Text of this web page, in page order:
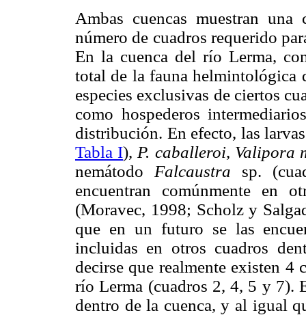
Ambas cuencas muestran
número de cuadros requerido
En la cuenca del río Lerma,
total de la fauna helmintológica
especies exclusivas de ciertos
como hospederos
distribución. En efecto, las
Tabla I), P. caballeroi, Valipora
nemátodo Falcaustra sp.
encuentran comúnmente en
(Moravec, 1998; Scholz y
que en un futuro se las
incluidas en otros cuadros
decirse que realmente existen 4
río Lerma (cuadros 2, 4, 5 y 7).
dentro de la cuenca, y al igual